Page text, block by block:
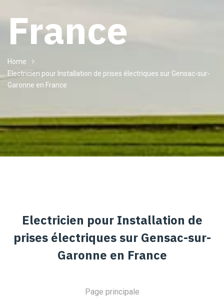
France
Home
Electricien pour Installation de prises électriques sur Gensac-sur-
Garonne en France
Electricien pour Installation de
prises électriques sur Gensac-sur-
Garonne en France
Page principale